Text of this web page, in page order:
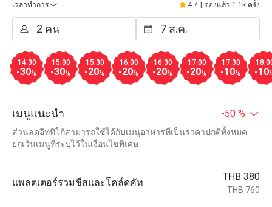
เวลาทำการ
4.7 จองแล้ว 1.1k ครั้ง
14:30
-30%
15:00
-30%
15:30
-20%
16:00
-20%
16:30
-20%
17:00
-20%
17:30
-10% -10
เมนูแนะนำ -50 %
ส่วนลดอีททิโก้สามารถใช้ได้กับเมนูอาหารที่เป็นราคาปกติทั้งหมด
ยกเว้นเมนูที่ระบุไว้ในเงื่อนไขพิเศษ
แพลตเตอร์รวมชีสและโคล์ดคัท
THB 380
THB 760